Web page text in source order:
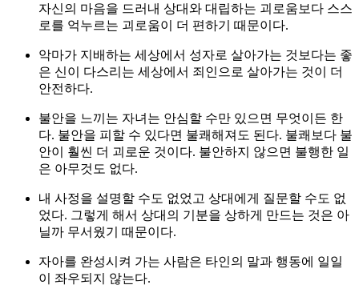
자신의 마음을 드러내 상대와 대립하는 괴로움보다 스스
로를 억누르는 괴로움이 더 편하기 때문이다.
악마가 지배하는 세상에서 성자로 살아가는 것보다는 좋
은 신이 다스리는 세상에서 죄인으로 살아가는 것이 더
안전하다.
불안을 느끼는 자녀는 안심할 수만 있으면 무엇이든 한
다. 불안을 피할 수 있다면 불쾌해져도 된다. 불쾌보다 불
안이 훨씬 더 괴로운 것이다. 불안하지 않으면 불행한 일
은 아무것도 없다.
내 사정을 설명할 수도 없었고 상대에게 질문할 수도 없
었다. 그렇게 해서 상대의 기분을 상하게 만드는 것은 아
닐까 무서웠기 때문이다.
자아를 완성시켜 가는 사람은 타인의 말과 행동에 일일
이 좌우되지 않는다.